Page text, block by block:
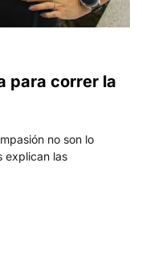
para correr la
no son lo
explican las